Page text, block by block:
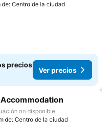
de: Centro de la ciudad
precios
Ver precios
a favoritos
no disponible
de: Centro de la ciudad